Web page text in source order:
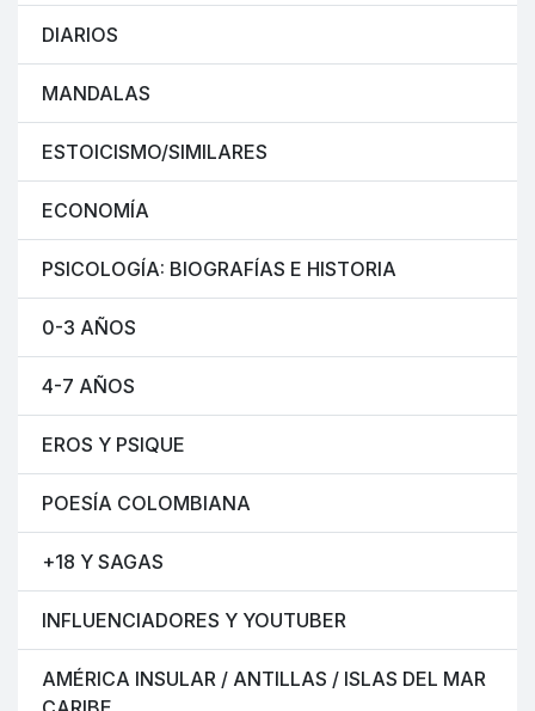
DIARIOS
MANDALAS
ESTOICISMO/SIMILARES
ECONOMÍA
PSICOLOGÍA: BIOGRAFÍAS E HISTORIA
0-3 AÑOS
4-7 AÑOS
EROS Y PSIQUE
POESÍA COLOMBIANA
+18 Y SAGAS
INFLUENCIADORES Y YOUTUBER
AMÉRICA INSULAR / ANTILLAS / ISLAS DEL MAR